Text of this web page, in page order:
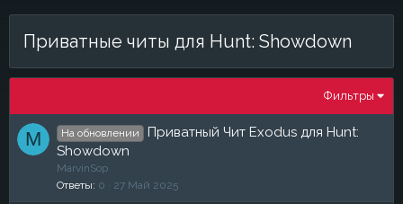
Приватные читы для Hunt: Showdown
Фильтры
M На обновлении
Приватный Чит Exodus для Hunt:
Showdown
MarvinSop
Ответы 0 27 Май 2025